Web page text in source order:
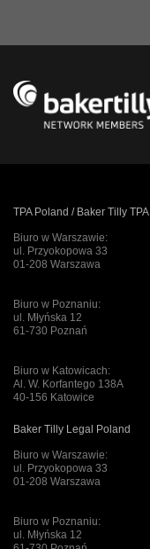
TPA Poland / Baker Tilly TPA
Biuro w Warszawie:
ul. Przyokopowa 33
01-208 Warszawa
Biuro w Poznaniu:
ul. Młyńska 12
61-730 Poznań
Biuro w Katowicach:
Al. W. Korfantego 138A
40-156 Katowice
Baker Tilly Legal Poland
Biuro w Warszawie:
ul. Przyokopowa 33
01-208 Warszawa
Biuro w Poznaniu:
ul. Młyńska 12